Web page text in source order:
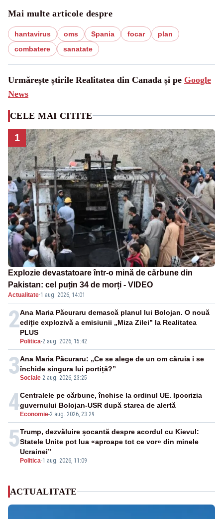
Mai multe articole despre
hantavirus oms Spania focar
plan
combatere
sanatate
Urmărește știrile Realitatea din Canada și pe Google
News
CELE MAI CITITE
1
Explozie devastatoare într-o mină de cărbune din
Pakistan: cel puțin 34 de morți - VIDEO
Actualitate·1 aug. 2026, 14:01
2
Politica-2 aug. 2026, 15:42
Ana Maria Păcuraru demască planul lui Bolojan. O nouă
ediție explozivă a emisiunii „Miza Zilei” la Realitatea
PLUS
3Sociale-2 aug. 2026, 23:25
Ana Maria Păcuraru: „Ce se alege de un om căruia i se
închide singura lui portiță?”
4 Economie-2 aug. 2026, 23:29
Centralele pe cărbune, închise la ordinul UE. Ipocrizia
guvernului Bolojan-USR după starea de alertă
5
Politica-1 aug. 2026, 11:09
Trump, dezvăluire șocantă despre acordul cu Kievul:
Statele Unite pot lua «aproape tot ce vor» din minele
Ucrainei”
ACTUALITATE